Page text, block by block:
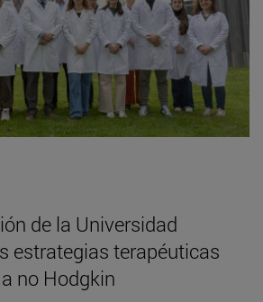
de la Universidad
estrategias terapéuticas
no Hodgkin